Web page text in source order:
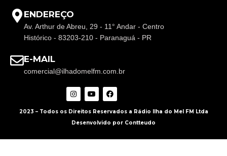
ENDEREÇO
Av. Arthur de Abreu, 29 - 11° Andar - Centro
Histórico - 83203-210 - Paranaguá - PR
E-MAIL
comercial@ilhadomelfm.com.br
2023 – Todos os Direitos Reservados a Rádio Ilha do Mel FM Ltda
Desenvolvido por Contteudo